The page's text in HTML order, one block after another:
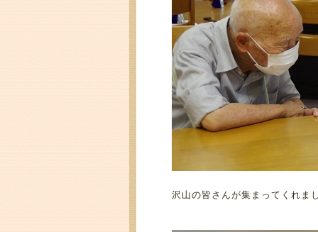
沢山の皆さんが集まってくれま